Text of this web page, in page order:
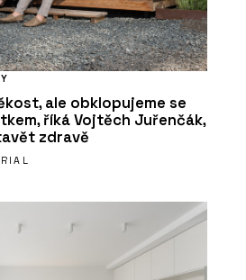
ale obklopujeme se
říká Vojtěch Juřenčák,
zdravě